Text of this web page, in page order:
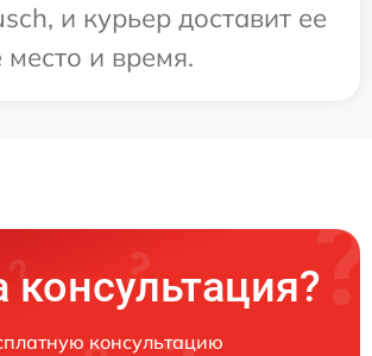
и курьер доставит ее
и время.
консультацию